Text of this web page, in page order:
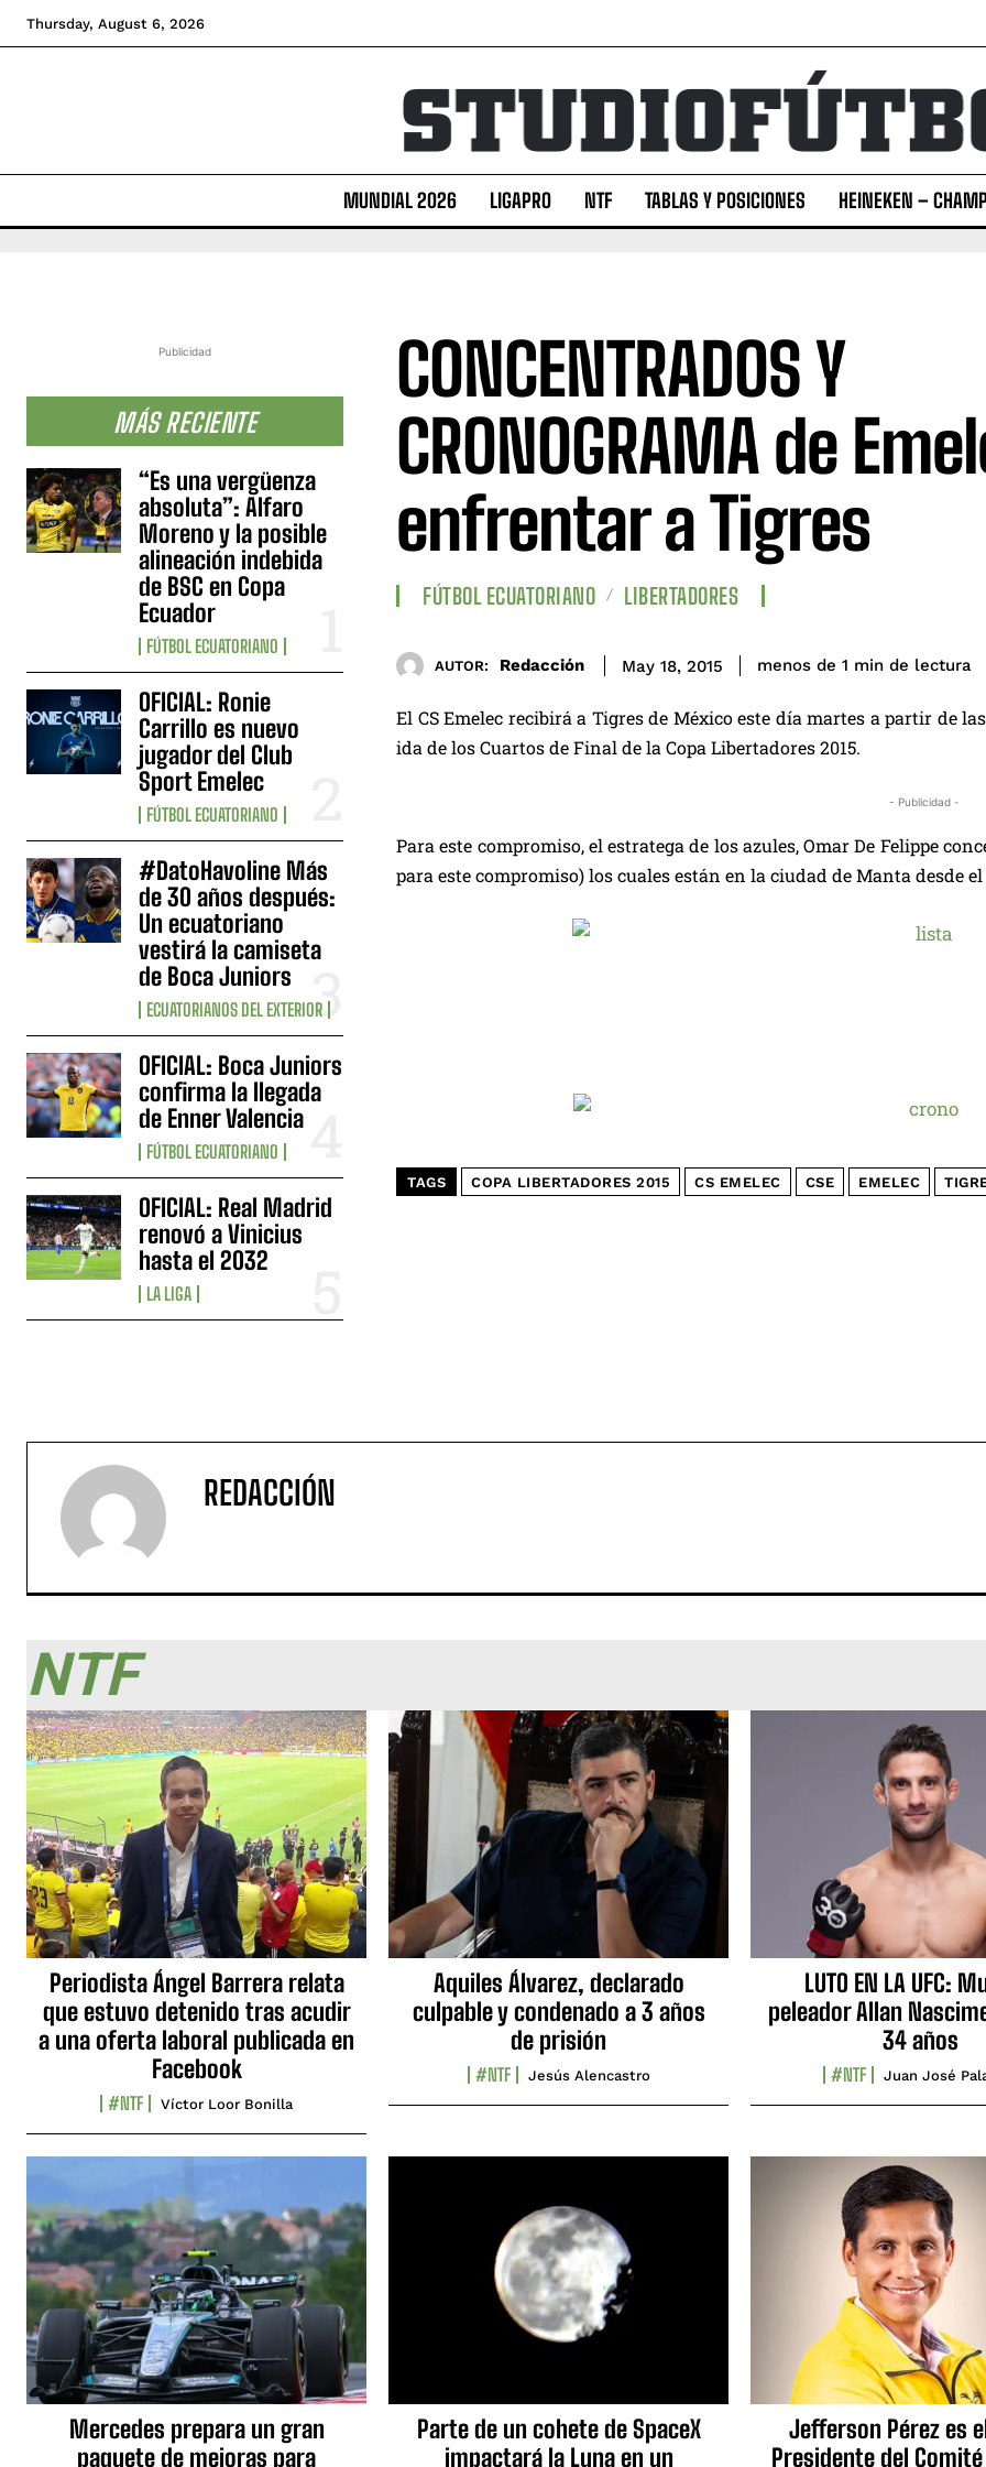
Thursday, August 6, 2026
MUNDIAL 2026 LIGAPRO NTF TABLAS Y POSICIONES HEINEKEN –
Publicidad
MÁS RECIENTE
“Es una vergüenza
absoluta”: Alfaro
Moreno y la posible
alineación indebida
de BSC en Copa
Ecuador
FÚTBOL ECUATORIANO
OFICIAL: Ronie
Carrillo es nuevo
jugador del Club
Sport Emelec
FÚTBOL ECUATORIANO
#DatoHavoline Más
de 30 años después:
Un ecuatoriano
vestirá la camiseta
de Boca Juniors
ECUATORIANOS DEL EXTERIOR
OFICIAL: Boca Juniors
confirma la llegada
de Enner Valencia
FÚTBOL ECUATORIANO
OFICIAL: Real Madrid
renovó a Vinicius
hasta el 2032
LA LIGA
CONCENTRADOS Y
CRONOGRAMA de
enfrentar a Tigres
FÚTBOL ECUATORIANO LIBERTADORES
AUTOR: Redacción May 18, 2015 menos de 1 min de lectura
El CS Emelec recibirá a Tigres de México este día martes a partir de
ida de los Cuartos de Final de la Copa Libertadores 2015.
- Publicidad -
Para este compromiso, el estratega de los azules, Omar De Felippe
para este compromiso) los cuales están en la ciudad de Manta desde
TAGS COPA LIBERTADORES 2015 CS EMELEC CSE EMELEC
REDACCIÓN
NTF
Periodista Ángel Barrera relata
que estuvo detenido tras acudir
a una oferta laboral publicada en
Facebook
#NTF Víctor Loor Bonilla
Aquiles Álvarez, declarado
culpable y condenado a 3 años
de prisión
#NTF Jesús Alencastro
LUTO EN LA UFC:
peleador Allan
34 años
#NTF Juan José
Mercedes prepara un gran
paquete de mejoras para
Parte de un cohete de SpaceX
impactará la Luna en un
Jefferson Pérez es
Presidente del